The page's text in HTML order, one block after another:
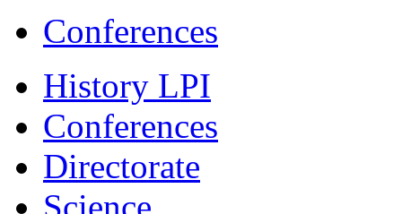
Conferences
History LPI
Conferences
Directorate